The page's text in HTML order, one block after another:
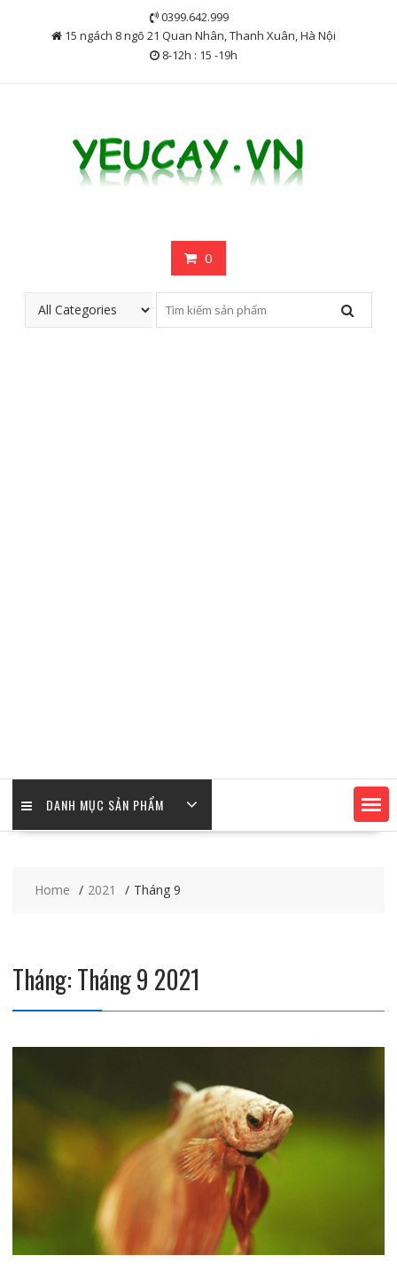
0399.642.999
15 ngách 8 ngõ 21 Quan Nhân, Thanh Xuân, Hà Nội
8-12h : 15 -19h
0
DANH MỤC SẢN PHẨM
Home 2021 Tháng 9
Tháng:Tháng 9 2021